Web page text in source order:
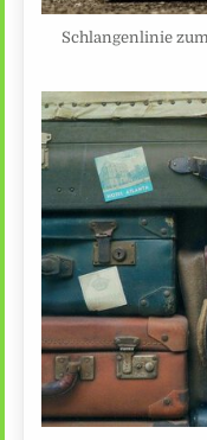
Schlangenlinie